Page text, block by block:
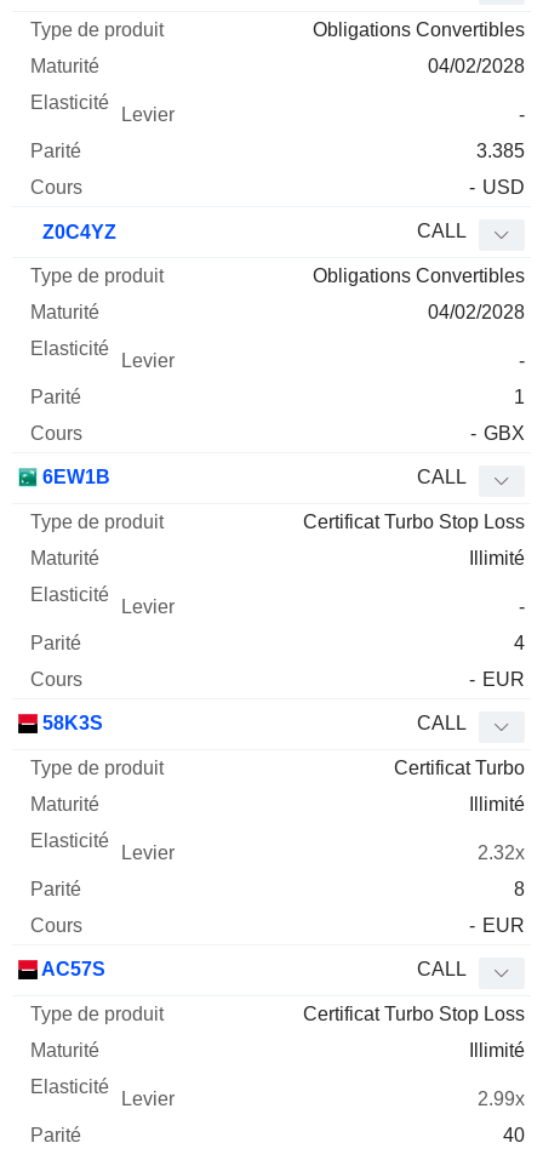
Obligations Convertibles
04/02/2028
-
3.385
- USD
Z0C4YZ CALL
Obligations Convertibles
04/02/2028
-
1
- GBX
6EW1B CALL
Certificat Turbo Stop Loss
Illimité
-
4
- EUR
58K3S CALL
Certificat Turbo
Illimité
2.32x
8
- EUR
AC57S CALL
Certificat Turbo Stop Loss
Illimité
2.99x
40